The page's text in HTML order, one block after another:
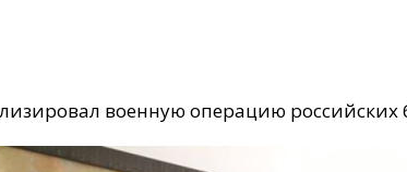
военную операцию российских